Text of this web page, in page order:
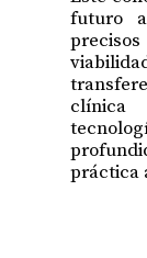
futuro
clínica
práctica